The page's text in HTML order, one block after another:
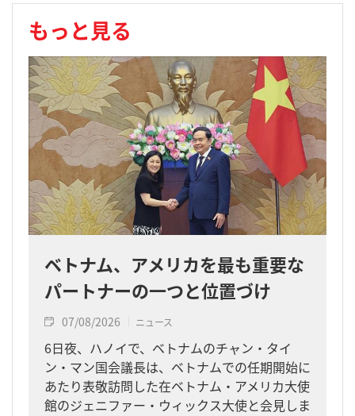
もっと見る
ベトナム、アメリカを最も重要な
パートナーの一つと位置づけ
07/08/2026 ニュース
6日夜、ハノイで、ベトナムのチャン・タイ
ン・マン国会議長は、ベトナムでの任期開始に
あたり表敬訪問した在ベトナム・アメリカ大使
館のジェニファー・ウィックス大使と会見しま